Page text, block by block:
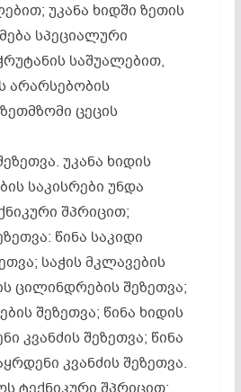
უკანა ხიდში ზეთის
სპეციალური
საშუალებით,
არარსებობის
ცეცის
უკანა ხიდის
საკისრები უნდა
შპრიცით;
წინა საკიდი
საჭის მკლავების
ცილინდრების შეზეთვა;
შეზეთვა; წინა ხიდის
კვანძის შეზეთვა; წინა
კვანძის შეზეთვა.